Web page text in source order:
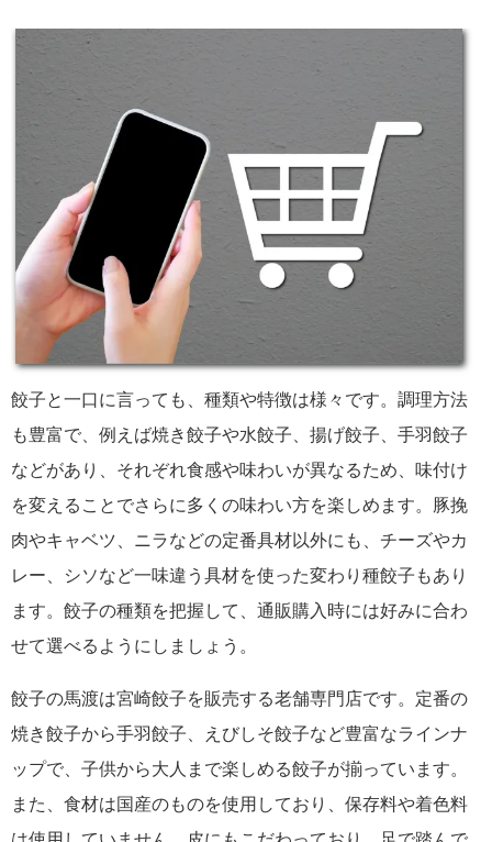
餃子と一口に言っても、種類や特徴は様々です。調理方法
も豊富で、例えば焼き餃子や水餃子、揚げ餃子、手羽餃子
などがあり、それぞれ食感や味わいが異なるため、味付け
を変えることでさらに多くの味わい方を楽しめます。豚挽
肉やキャベツ、ニラなどの定番具材以外にも、チーズやカ
レー、シソなど一味違う具材を使った変わり種餃子もあり
ます。餃子の種類を把握して、通販購入時には好みに合わ
せて選べるようにしましょう。
餃子の馬渡は宮崎餃子を販売する老舗専門店です。定番の
焼き餃子から手羽餃子、えびしそ餃子など豊富なラインナ
ップで、子供から大人まで楽しめる餃子が揃っています。
また、食材は国産のものを使用しており、保存料や着色料